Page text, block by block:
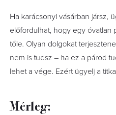
Ha karácsonyi vásárban jársz,
előfordulhat, hogy egy óvatlan
tőle. Olyan dolgokat
nem is tudsz – ha ez a párod
lehet a vége. Ezért ügyelj a
Mérleg: